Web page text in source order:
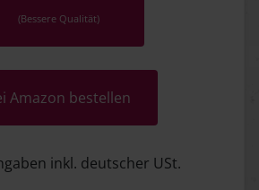
(Bessere Qualität)
Amazon bestellen
inkl. deutscher USt.